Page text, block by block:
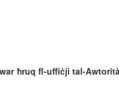
ħruq fl-uffiċji tal-